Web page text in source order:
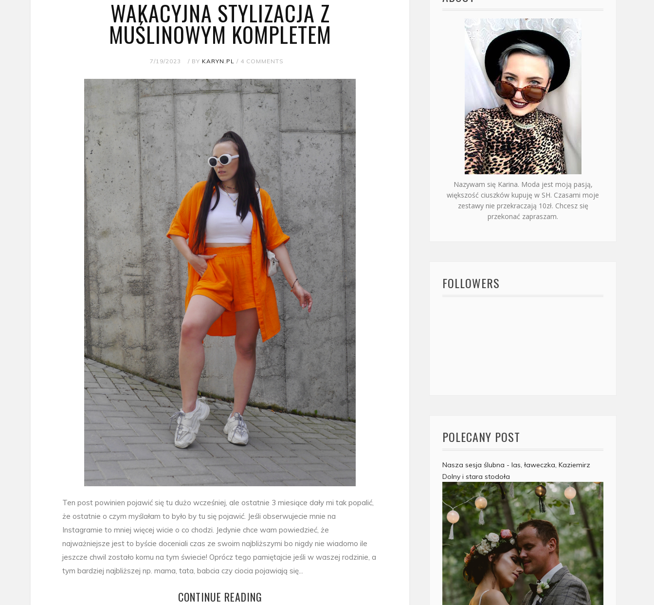
WAKACYJNA STYLIZACJA Z
MUŚLINOWYM KOMPLETEM
7/19/2023 / BY KARYN.PL / 4 COMMENTS
Ten post powinien pojawić się tu dużo wcześniej, ale ostatnie 3 miesiące dały mi tak popalić,
że ostatnie o czym myślałam to było by tu się pojawić. Jeśli obserwujecie mnie na
Instagramie to mniej więcej wicie o co chodzi. Jedynie chce wam powiedzieć, że
najważniejsze jest to byście doceniali czas ze swoim najbliższymi bo nigdy nie wiadomo ile
jeszcze chwil zostało komu na tym świecie! Oprócz tego pamiętajcie jeśli w waszej rodzinie, a
tym bardziej najbliższej np. mama, tata, babcia czy ciocia pojawiają się...
CONTINUE READING
Nazywam się Karina. Moda jest moją pasją,
większość ciuszków kupuję w SH. Czasami moje
zestawy nie przekraczają 10zł. Chcesz się
przekonać zapraszam.
FOLLOWERS
POLECANY POST
Nasza sesja ślubna - las, ławeczka, Kaziemirz
Dolny i stara stodoła